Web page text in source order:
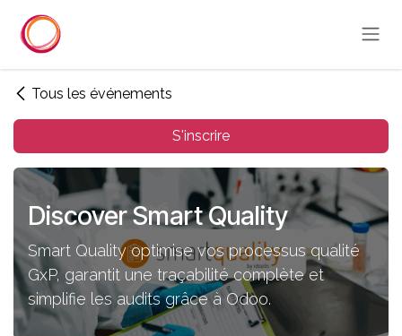
Tous les événements
S'inscrire
Discover Smart Quality
Smart Quality optimise vos processus qualité
GxP, garantit une traçabilité complète et
simplifie les audits grâce à Odoo.